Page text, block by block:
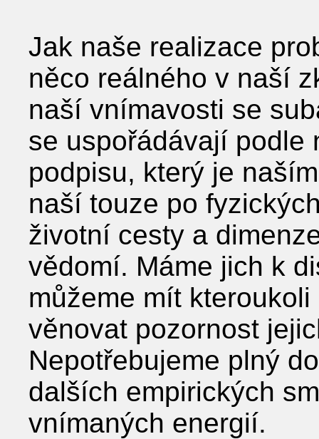
Jak naše realizace
něco reálného v naší
naší vnímavosti se
se uspořádávají podle
podpisu, který je
naší touze po
životní cesty a
vědomí. Máme jich k
můžeme mít
věnovat pozornost
Nepotřebujeme plný
dalších empirických
vnímaných energií.